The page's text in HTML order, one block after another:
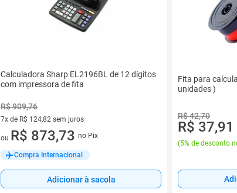
Calculadora Sharp EL2196BL de 12 dígitos
com impressora de fita
R$ 909,76
7x de R$ 124,82 sem juros
7 vez de R$ 124,82 sem juros
ou R$ 873,73 no Pix
Compra Internacional
Adicionar à sacola
Fita para
unidades )
R$ 42,70
R$ 37,91
(5% de desconto